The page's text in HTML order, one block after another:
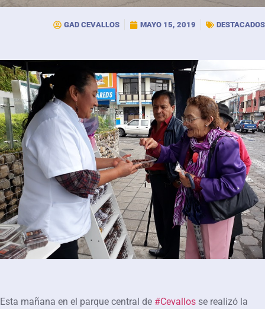
GAD CEVALLOS MAYO 15, 2019 DESTACADOS
Esta mañana en el parque central de #Cevallos se realizó la